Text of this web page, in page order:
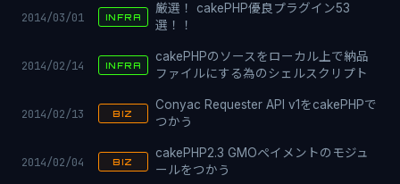
2014/03/01 INFRA
厳選！ cakePHP優良プラグイン53
選！！
2014/02/14 INFRA
cakePHPのソースをローカル上で納品
ファイルにする為のシェルスクリプト
2014/02/13 BIZ
Conyac Requester API v1をcakePHPで
つかう
2014/02/04 BIZ
cakePHP2.3 GMOペイメントのモジュ
ールをつかう